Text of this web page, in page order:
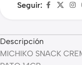
Seguir:
Descripción
MICHIKO SNACK